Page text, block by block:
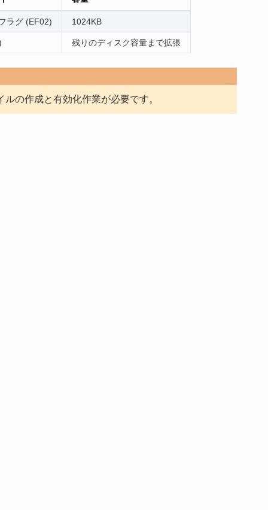
ラグ (EF02) 1024KB
残りのディスク容量まで拡張
の作成と有効化作業が必要です。